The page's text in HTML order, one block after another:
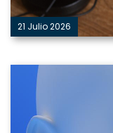
21 Julio 2026
¿Nos reemplazarán
máquinas? IA vs.